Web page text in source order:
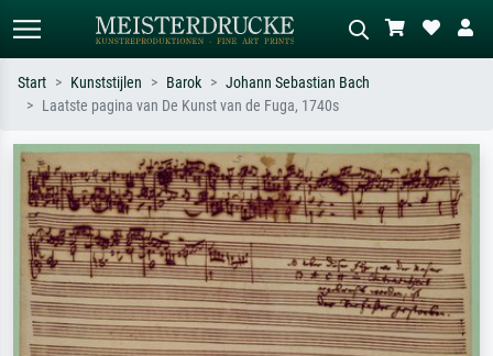
Zoek op kunstenaar, titel of stijl – bijv.
Monet, Sterrennacht, impressionisme,
Hokusai-golf, naakt.
Beschrijf de scène – bijv. groene
weide, abstract met veel rood, donker
olieverfschilderij, staand naakt naast
een boom.
Start Kunststijlen Barok
Johann Sebastian Bach
Laatste pagina van De Kunst van de Fuga, 1740s